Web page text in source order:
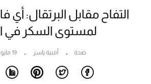
التفاح مقابل البرتقال:
لمستوى السكر في
صحة أمنية ياسر 19 مايو 2026